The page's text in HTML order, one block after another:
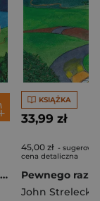
Niespodzianka w kawiarni na końcu świata
KSIĄŻKA
33,99 zł
45,00 zł -
cena detaliczna
John Strelecky